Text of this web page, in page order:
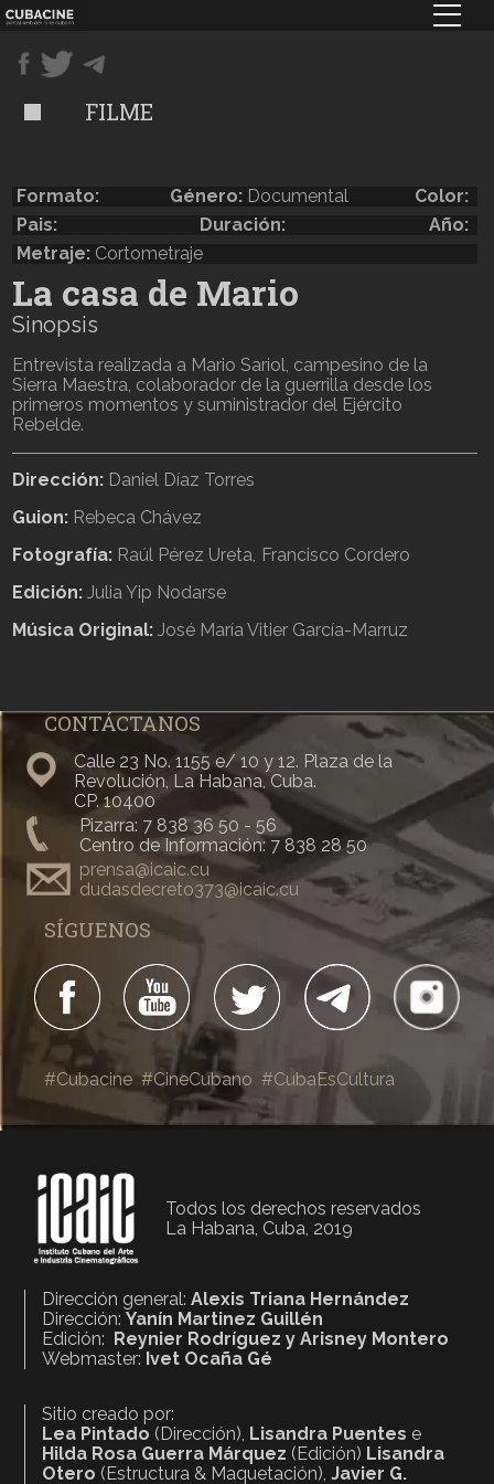
Pasar
al
contenido
principal
FILME
Formato: Género: Documental
Color:
Pais:
Duración:
Año:
Metraje: Cortometraje
La casa de Mario
Sinopsis
Entrevista realizada a Mario Sariol, campesino de la
Sierra Maestra, colaborador de la guerrilla desde los
primeros momentos y suministrador del Ejército
Rebelde.
Dirección: Daniel Díaz Torres
Guion: Rebeca Chávez
Fotografía: Raúl Pérez Ureta Francisco Cordero
Edición: Julia Yip Nodarse
Música Original: José María Vitier García-Marruz
CONTÁCTANOS
Calle 23 No. 1155 e/ 10 y 12. Plaza de la
Revolución, La Habana, Cuba.
CP. 10400
Pizarra: 7 838 36 50 - 56
Centro de Información: 7 838 28 50
prensa@icaic.cu
dudasdecreto373@icaic.cu
SÍGUENOS
#Cubacine #CineCubano #CubaEsCultura
Todos los derechos reservados
La Habana, Cuba, 2019
Dirección general:Alexis Triana Hernández
Dirección:Yanín Martinez Guillén
Edición: Reynier Rodríguez y Arisney Montero
Webmaster: Ivet Ocaña Gé
Sitio creado por:
Lea Pintado (Dirección), Lisandra Puentes e
Hilda Rosa Guerra Márquez (Edición) Lisandra
Otero (Estructura & Maquetación),Javier G.